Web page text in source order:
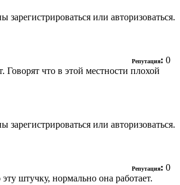
или авторизоваться.
Репутация: 0
что в этой местности плохой
или авторизоваться.
Репутация: 0
штучку, нормально она работает.